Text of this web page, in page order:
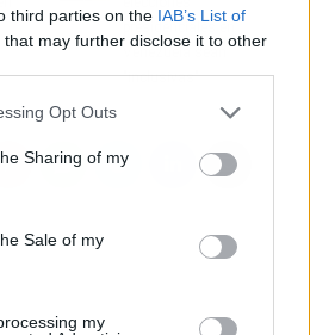
third parties on the IAB’s List of
that may further disclose it to other
Opt Outs
Sharing of my
Sale of my
my
presidenciales en
Venezuela sean
"inclusivas"